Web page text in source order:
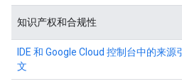
知识产权和合规性
IDE 和 Google Cloud 控制台中的来源引
文